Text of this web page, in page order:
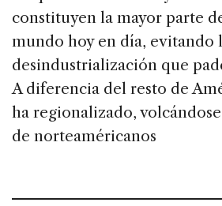
constituyen la mayor parte
mundo hoy en día, evitando
desindustrialización que
A diferencia del resto de
ha regionalizado,
de norteaméricanos